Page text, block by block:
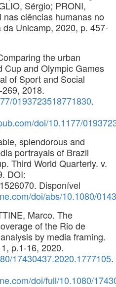
Sérgio; PRONI,
ciências humanas no
Unicamp, 2020, p. 457-
the urban
Cup and Olympic Games
of Sport and Social
2018.
0193723518771830.
doi/10.1177/
splendorous and
portrayals of Brazil
Third World Quarterly. v.
DOI:
Disponível
doi/abs/10.1080/
Marco. The
of the Rio de
by media framing.
p.1-16, 2020.
17430437.2020.1777105.
doi/full/10.1080/